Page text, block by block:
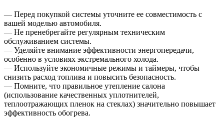
— Перед покупкой системы уточните ее совместимость с
вашей моделью автомобиля.
— Не пренебрегайте регулярным техническим
обслуживанием системы.
— Уделяйте внимание эффективности энергопередачи,
особенно в условиях экстремального холода.
— Используйте экономичные режимы и таймеры, чтобы
снизить расход топлива и повысить безопасность.
— Помните, что правильное утепление салона
(использование качественных уплотнителей,
теплоотражающих пленок на стеклах) значительно повышает
эффективность обогрева.